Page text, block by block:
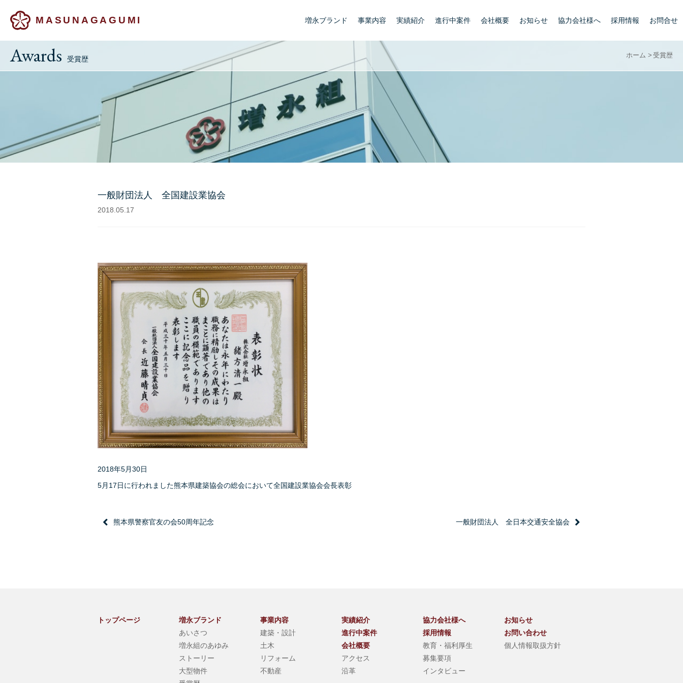
MASUNAGAGUMI 増永ブランド 事業内容 実績紹介 進行中案件 会社概要 お知らせ 協力会社様へ 採用情報 お問合せ
Awards 受賞歴 ホーム 受賞歴
一般財団法人 全国建設業協会
2018.05.17
2018年5月30日
5月17日に行われました熊本県建築協会の総会において全国建設業協会会長表彰
熊本県警察官友の会50周年記念 一般財団法人 全日本交通安全協会
トップページ
増永ブランド
あいさつ
増永組のあゆみ
ストーリー
大型物件
事業内容
建築・設計
土木
リフォーム
不動産
実績紹介
進行中案件
会社概要
アクセス
沿革
協力会社様へ
採用情報
教育・福利厚生
募集要項
インタビュー
お知らせ
お問い合わせ
個人情報取扱方針